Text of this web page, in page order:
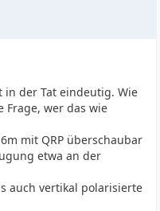
in der Tat eindeutig. Wie
Frage, wer das wie
mit QRP überschaubar
etwa an der
auch vertikal polarisierte